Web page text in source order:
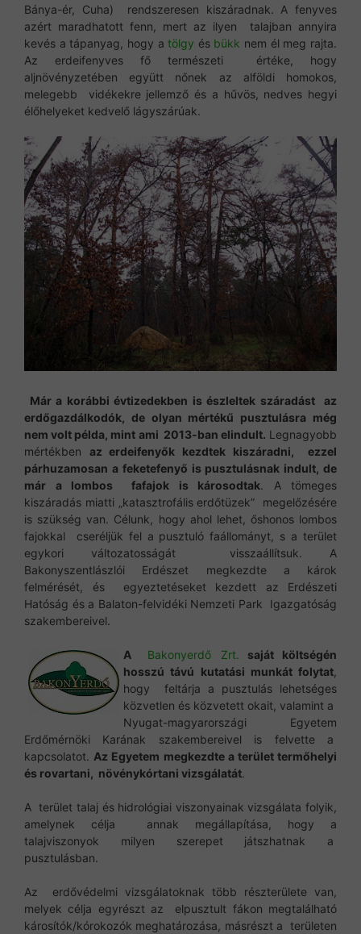
Bánya-ér, Cuha) rendszeresen kiszáradnak. A fenyves
azért maradhatott fenn, mert az ilyen talajban annyira
kevés a tápanyag, hogy atölgy és bükk nem él meg rajta.
Az erdeifenyves fő természeti értéke, hogy
aljnövényzetében együtt nőnek az alföldi homokos,
melegebb vidékekre jellemző és a hűvös, nedves hegyi
élőhelyeket kedvelő lágyszárúak.
Már a korábbi évtizedekben is észleltek száradást az
erdőgazdálkodók, de olyan mértékű pusztulásra még
nem volt példa, mint ami 2013-ban elindult. Legnagyobb
mértékben az erdeifenyők kezdtek kiszáradni, ezzel
párhuzamosan a feketefenyő is pusztulásnak indult, de
már a lombos fafajok is károsodtak. A tömeges
kiszáradás miatti „katasztrofális erdőtüzek” megelőzésére
is szükség van. Célunk, hogy ahol lehet, őshonos lombos
fajokkal cseréljük fel a pusztuló faállományt, s a terület
egykori változatosságát visszaállítsuk. A
Bakonyszentlászlói Erdészet megkezdte a károk
felmérését, és egyeztetéseket kezdett az Erdészeti
Hatóság és a Balaton-felvidéki Nemzeti Park Igazgatóság
szakembereivel.
A Bakonyerdő Zrt. saját költségén
hosszú távú kutatási munkát folytat
hogy feltárja a pusztulás lehetséges
közvetlen és közvetett okait, valamint a
Nyugat-magyarországi Egyetem
Erdőmérnöki Karának szakembereivel is felvette a
kapcsolatot. Az Egyetem megkezdte a terület termőhelyi
és rovartani, növénykórtani vizsgálatát.
A terület talaj és hidrológiai viszonyainak vizsgálata folyik,
amelynek célja annak megállapítása, hogy a
talajviszonyok milyen szerepet játszhatnak a
pusztulásban.
Az erdővédelmi vizsgálatoknak több részterülete van,
melyek célja egyrészt az elpusztult fákon megtalálható
károsítók/kórokozók meghatározása, másrészt a területen